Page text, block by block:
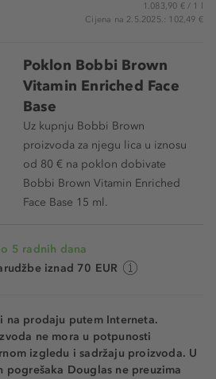
1.083,90 € / 1 l
Cijena na 2.5.2025.: 102,49 €
Poklon Bobbi Brown
Vitamin Enriched Face
Base
Uz kupnju Bobbi Brown
proizvoda za njegu lica u iznosu
od 80 € na poklon dobivate
Bobbi Brown Vitamin Enriched
Face Base 15 ml.
5 radnih dana
iznad 70 EUR
na prodaju putem Interneta.
ne mora u potpunosti
izgledu i sadržaju proizvoda. U
pogrešaka Douglas ne preuzima